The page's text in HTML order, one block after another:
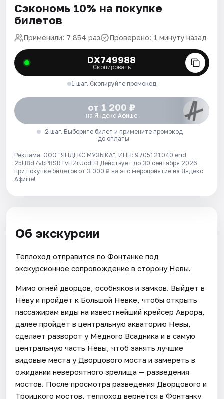
Сэкономь 10% на покупке
билетов
Применили: 7 854 раз Проверено: 1 минуту назад
DX749988
Скопировать
1 шаг. Скопируйте промокод
от 1 200 ₽
на Яндекс Афише
2 шаг. Выберите билет и примените промокод
до оплаты
Реклама. ООО "ЯНДЕКС МУЗЫКА", ИНН: 9705121040 erid:
25H8d7vbP8SRTvHZrUcdLB Действует до 30 сентября 2026
при покупке билетов от 3 000 ₽ на это мероприятие на Яндекс
Афише!
Об экскурсии
Теплоход отправится по Фонтанке под
экскурсионное сопровождение в сторону Невы.
Мимо огней дворцов, особняков и замков. Выйдет в
Неву и пройдёт к Большой Невке, чтобы открыть
пассажирам виды на известнейший крейсер Аврора,
далее пройдёт в центральную акваторию Невы,
сделает разворот у Медного Всадника и в самую
центральную часть Невы, чтоб занять лучшие
видовые места у Дворцового моста и замереть в
ожидании невероятного зрелища — разведения
мостов. После просмотра разведения Дворцового и
Троицкого мостов, теплоход вернётся в Фонтанку